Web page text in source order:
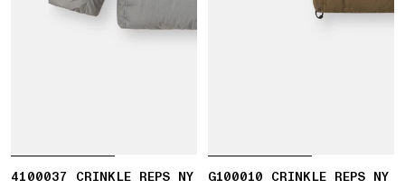
4100037 CRINKLE REPS NY G100010 CRINKLE REPS NY